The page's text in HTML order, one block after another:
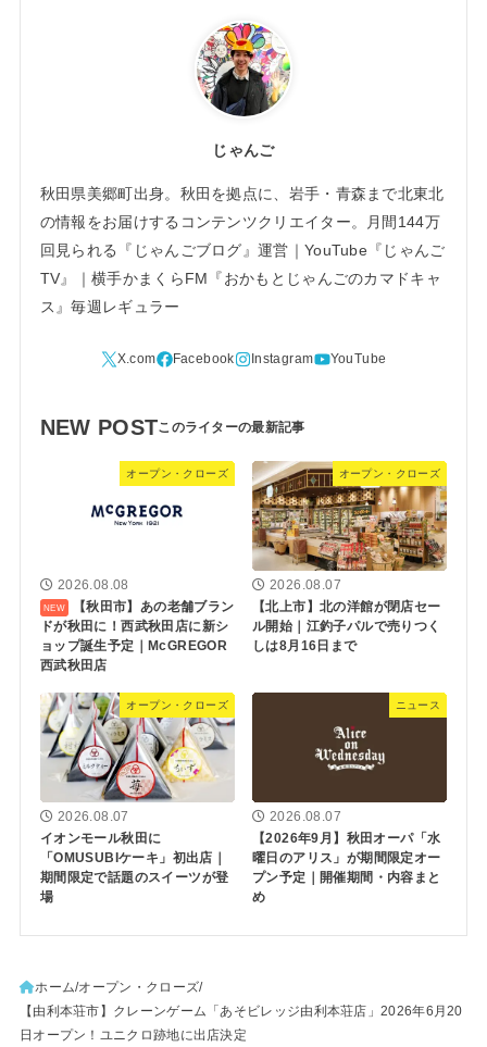
じゃんご
秋田県美郷町出身。秋田を拠点に、岩手・青森まで北東北
の情報をお届けするコンテンツクリエイター。月間144万
回見られる『じゃんごブログ』運営｜YouTube『じゃんご
TV』｜横手かまくらFM『おかもとじゃんごのカマドキャ
ス』毎週レギュラー
NEW POST
オープン・クローズ
2026.08.08
【秋田市】あの老舗ブラン
ドが秋田に！西武秋田店に新シ
ョップ誕生予定｜McGREGOR
西武秋田店
オープン・クローズ
2026.08.07
【北上市】北の洋館が閉店セー
ル開始｜江釣子パルで売りつく
しは8月16日まで
オープン・クローズ
2026.08.07
イオンモール秋田に
「OMUSUBIケーキ」初出店｜
期間限定で話題のスイーツが登
場
ニュース
2026.08.07
【2026年9月】秋田オーパ「水
曜日のアリス」が期間限定オー
プン予定｜開催期間・内容まと
め
ホーム オープン・クローズ
【由利本荘市】クレーンゲーム「あそビレッジ由利本荘店」2026年6月20
日オープン！ユニクロ跡地に出店決定